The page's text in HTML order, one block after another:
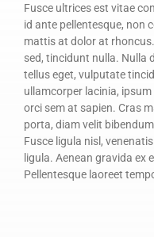
Fusce ultrices est vitae
id ante pellentesque, non
mattis at dolor at
sed, tincidunt nulla. Nulla
tellus eget, vulputate
ullamcorper lacinia,
orci sem at sapien. Cras
porta, diam velit
Fusce ligula nisl,
ligula. Aenean gravida ex
Pellentesque laoreet